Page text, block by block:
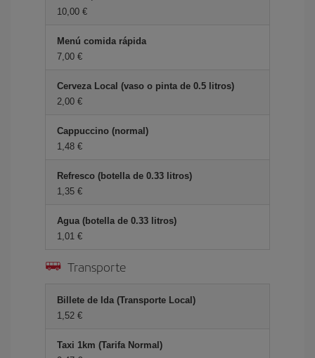
10,00 €
Menú comida rápida
7,00 €
Cerveza Local (vaso o pinta de 0.5 litros)
2,00 €
Cappuccino (normal)
1,48 €
Refresco (botella de 0.33 litros)
1,35 €
Agua (botella de 0.33 litros)
1,01 €
Transporte
Billete de Ida (Transporte Local)
1,52 €
Taxi 1km (Tarifa Normal)